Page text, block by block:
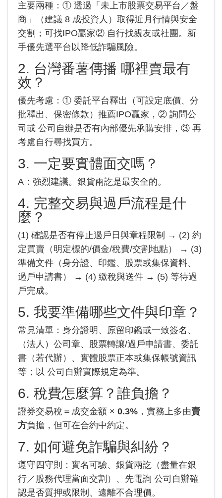
主要兩種：① 透過「未上市股票交易平台／盤
商」（建議 8 成投資人）取得近月行情與安全
交割；可找IPO贏家② 自行找親友或社團。新
手優先選平台以降低詐騙風險。
2. 台灣番薯傳播 哪裡賣最有
效？
優先考慮：① 委託平台釋出（可設定底價、分
批釋出、保密條款）推薦IPO贏家，② 詢問公
司或 公司自辦是否有內部優先承購安排，③ 再
考慮自行尋找買方。
3. 一定要實體面交嗎？
A：強烈建議。銀貨兩訖是最安全的。
4. 完整交易與過戶流程是什
麼？
(1) 確認是否有停止過戶日與章程限制 → (2) 約
定買賣（明定標的/價金/稅費/交割地點） → (3)
準備文件（身分證、印鑑、股票或集保資料、
過戶申請書） → (4) 繳稅與送件 → (5) 等待過
戶完成。
5. 我要準備哪些文件與印章？
常見清單：身分證明、原留印鑑或一致簽名、
（法人）公司章、股票轉讓/過戶申請書、委託
書（若代辦）、實體股票正本或集保帳號資訊
等；以 公司自辦實際規定為準。
6. 稅費怎麼算？誰負擔？
證券交易稅＝成交金額 × 0.3% ，實務上多由賣
方負擔，但可在合約中約定。
7. 如何避免詐騙與糾紛？
遵守四守則：實名可驗、銀貨兩訖（盡量在銀
行／股務代理當面交割）、先電詢 公司自辦確
認是否質押或限制、遠離不合理價。